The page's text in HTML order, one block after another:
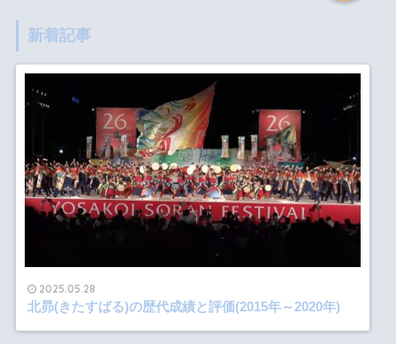
新着記事
2025.05.28
北昴(きたすばる)の歴代成績と評価(2015年～2020年)